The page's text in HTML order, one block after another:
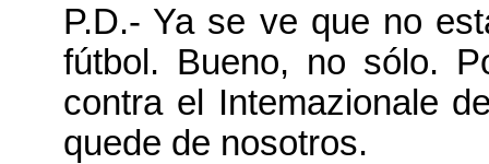
P.D.- Ya se ve que no
fútbol. Bueno, no sólo.
contra el Intemazionale
quede de nosotros.